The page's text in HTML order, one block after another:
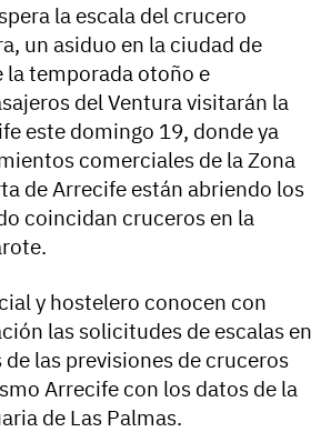
la escala del crucero
un asiduo en la ciudad de
la temporada otoño e
del Ventura visitarán la
este domingo 19, donde ya
comerciales de la Zona
de Arrecife están abriendo los
coincidan cruceros en la
y hostelero conocen con
las solicitudes de escalas en
de las previsiones de cruceros
Arrecife con los datos de la
de Las Palmas.